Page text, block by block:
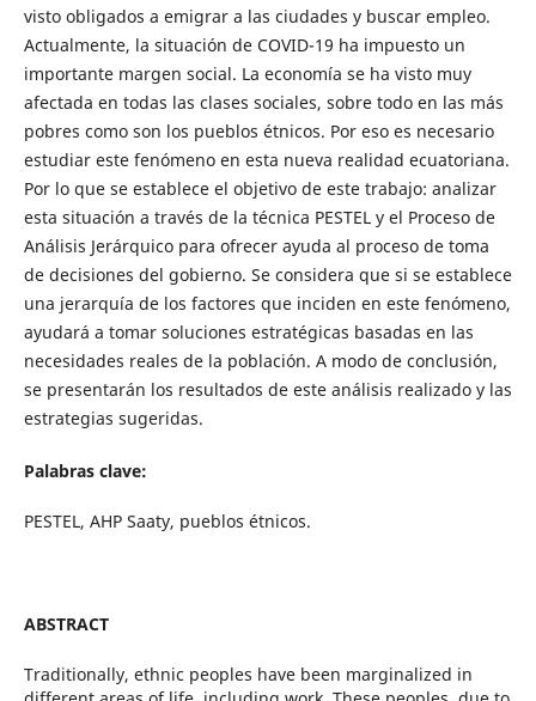
visto obligados a emigrar a las ciudades y buscar empleo.
Actualmente, la situación de COVID-19 ha impuesto un
importante margen social. La economía se ha visto muy
afectada en todas las clases sociales, sobre todo en las más
pobres como son los pueblos étnicos. Por eso es necesario
estudiar este fenómeno en esta nueva realidad ecuatoriana.
Por lo que se establece el objetivo de este trabajo: analizar
esta situación a través de la técnica PESTEL y el Proceso de
Análisis Jerárquico para ofrecer ayuda al proceso de toma
de decisiones del gobierno. Se considera que si se establece
una jerarquía de los factores que inciden en este fenómeno,
ayudará a tomar soluciones estratégicas basadas en las
necesidades reales de la población. A modo de conclusión,
se presentarán los resultados de este análisis realizado y las
estrategias sugeridas.
Palabras clave:
PESTEL, AHP Saaty, pueblos étnicos.
ABSTRACT
Traditionally, ethnic peoples have been marginalized in